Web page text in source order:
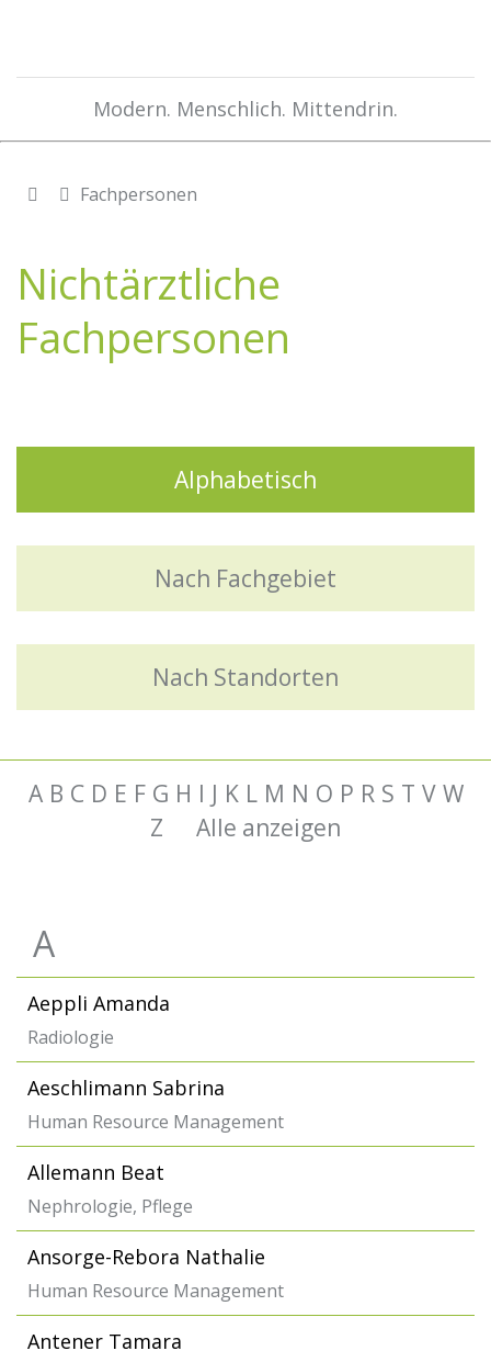
Modern. Menschlich. Mittendrin.
Fachpersonen
Nichtärztliche
Fachpersonen
Alphabetisch
Nach Fachgebiet
Nach Standorten
A B C D E F G H I J K L M N O P R S T V W
Z
Alle anzeigen
A
Aeppli Amanda
Radiologie
Aeschlimann Sabrina
Human Resource Management
Allemann Beat
Nephrologie, Pflege
Ansorge-Rebora Nathalie
Human Resource Management
Antener Tamara